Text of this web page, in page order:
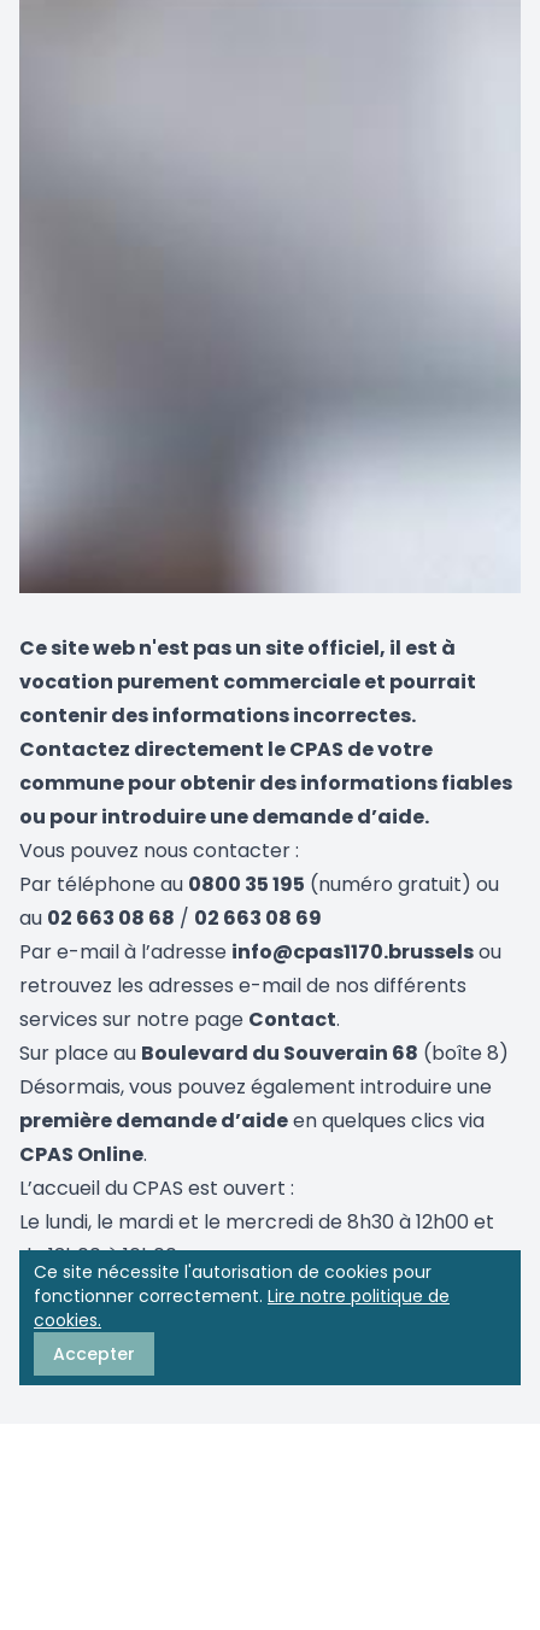
Ce site nécessite l'autorisation de cookies pour
fonctionner correctement. Lire notre politique de
cookies.
Accepter
Ce site web n'est pas un site officiel, il est à
vocation purement commerciale et pourrait
contenir des informations incorrectes.
Contactez directement le CPAS de votre
commune pour obtenir des informations fiables
ou pour introduire une demande d’aide.
Vous pouvez nous contacter :
Par téléphone au 0800 35 195 (numéro gratuit) ou
au 02 663 08 68 / 02 663 08 69
Par e-mail à l’adresse info@cpas1170.brusselsou
retrouvez les adresses e-mail de nos différents
services sur notre page Contact.
Sur place au Boulevard du Souverain 68 (boîte 8)
Désormais, vous pouvez également introduire une
première demanded’aideen quelques clics via
CPAS Online.
L’accueil du CPAS est ouvert :
Le lundi, le mardi et le mercredi de 8h30 à 12h00 et
de 13h00 à 16h00
Le jeudi de 8h30 à 12h00
Le vendredi de 8h30 à 12h00 et de 13h00 à 15h30
Photo : freepik